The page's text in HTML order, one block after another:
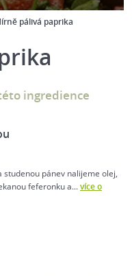
pálivá paprika
ingredience
pánev nalijeme olej,
feferonku a...více o